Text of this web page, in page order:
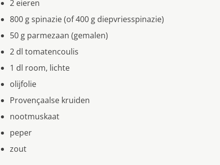
2 eieren
800 g spinazie (of 400 g diepvriesspinazie)
50 g parmezaan (gemalen)
2 dl tomatencoulis
1 dl room, lichte
olijfolie
Provençaalse kruiden
nootmuskaat
peper
zout